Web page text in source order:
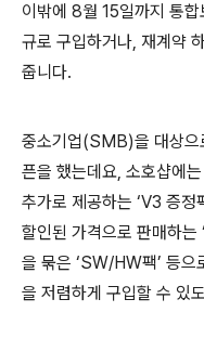
이밖에 8월 15일까지 통
규로 구입하거나, 재계약
줍니다.
중소기업(SMB)을 대상으
픈을 했는데요, 소호샵에
추가로 제공하는 ‘V3 증
할인된 가격으로 판매하는
을 묶은 ‘SW/HW팩’ 등으
을 저렴하게 구입할 수 있